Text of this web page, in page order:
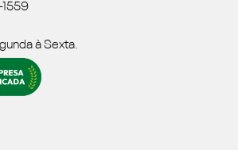
à Sexta.